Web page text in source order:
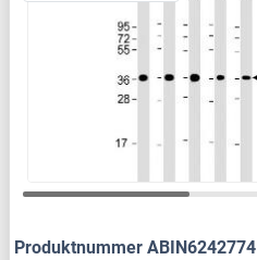
Produktnummer ABIN6242774